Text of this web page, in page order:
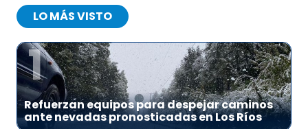
LO MÁS VISTO
1
Refuerzan equipos para despejar caminos
ante nevadas pronosticadas en Los Ríos